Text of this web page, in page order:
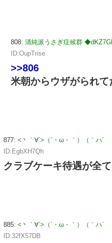
808: 清純派うさぎ症候群
ID:OupTrise
>>806
米朝からウザがられて
877: <丶｀∀´>（´・ω・｀）（｀ハ´
ID:EgbXH7Qh
クラブケーキ待遇が全
885: <丶｀∀´>（´・ω・｀）（｀ハ´
ID:32fX57DB